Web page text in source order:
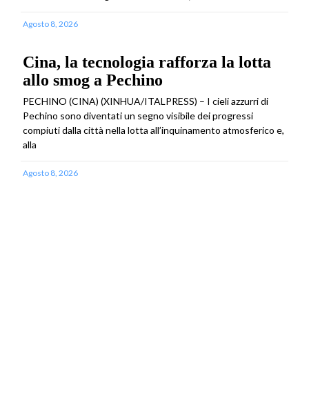
Agosto 8, 2026
Cina, la tecnologia rafforza la lotta
allo smog a Pechino
PECHINO (CINA) (XINHUA/ITALPRESS) – I cieli azzurri di
Pechino sono diventati un segno visibile dei progressi
compiuti dalla città nella lotta all’inquinamento atmosferico e,
alla
Agosto 8, 2026